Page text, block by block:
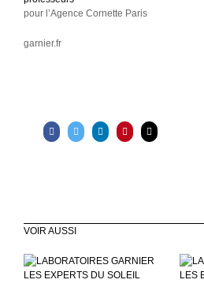
pour l’Agence Cornette Paris
garnier.fr
VOIR AUSSI
CARDINALE OPÉRA
BALLET PRODUCTION